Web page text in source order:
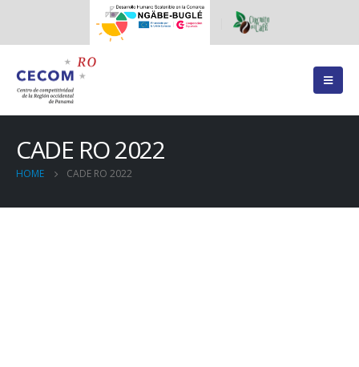
CADE RO 2022
HOME CADE RO 2022